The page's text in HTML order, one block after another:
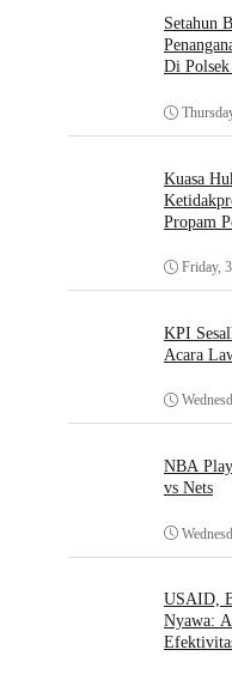
Setahun
Di
Kuasa
Propam
Friday,
KPI
Acara
NBA
vs Nets
USAID,
Nyawa: